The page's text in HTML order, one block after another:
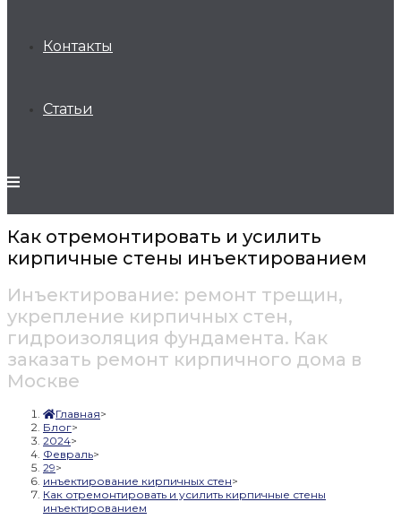
Контакты
Статьи
Как отремонтировать и усилить
кирпичные стены инъектированием
Инъектирование: ремонт трещин,
укрепление кирпичных стен,
гидроизоляция фундамента. Как
заказать ремонт кирпичного дома в
Москве
Главная>
Блог>
2024>
Февраль>
29>
инъектирование кирпичных стен>
Как отремонтировать и усилить кирпичные стены
инъектированием